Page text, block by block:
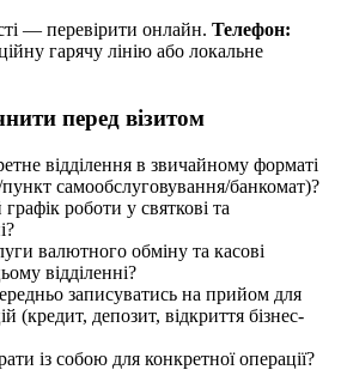
— перевірити онлайн. Телефон:
гарячу лінію або локальне
перед візитом
відділення в звичайному форматі
самообслуговування/банкомат)?
роботи у святкові та
валютного обміну та касові
відділенні?
записуватись на прийом для
(кредит, депозит, відкриття бізнес-
із собою для конкретної операції?